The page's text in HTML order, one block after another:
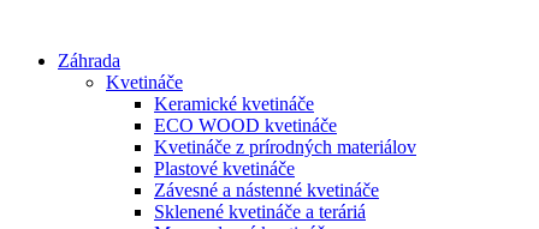
obsah
Záhrada
Kvetináče
Keramické kvetináče
ECO WOOD kvetináče
Kvetináče z prírodných materiálov
Plastové kvetináče
Závesné a nástenné kvetináče
Sklenené kvetináče a teráriá